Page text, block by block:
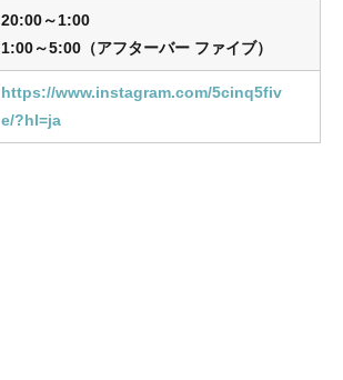
20:00～1:00
1:00～5:00（アフターバー ファイブ）
https://www.instagram.com/5cinq5fiv
e/?hl=ja